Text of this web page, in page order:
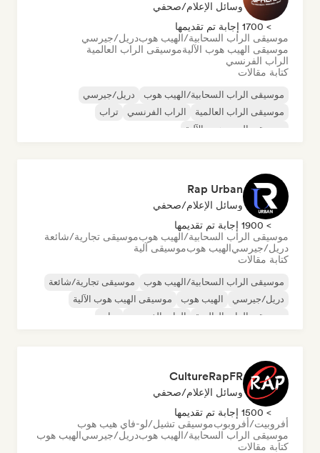
وسائل الإعلام/صحفي
> 1700 إجابة تم تقديمها
موسيقى الراب السحابية/الهيب هوبدريل/جيرسي
موسيقى الهيب هوب الآليةموسيقى الراب العالمية
الراب الفرنسي
كتابة مقالات
موسيقى الراب السحابية/الهيب هوب
دريل/جيرسي
موسيقى الراب العالمية
الراب الفرنسي
تراب
موسيقى الهيب هوب الآلية
Rap Urban
وسائل الإعلام/صحفي
> 1900 إجابة تم تقديمها
موسيقى الراب السحابية/الهيب هوبموسيقى تجارية/شائعة
دريل/جيرسيالهيب هوبموسيقى آلية
كتابة مقالات
موسيقى الراب السحابية/الهيب هوب
موسيقى تجارية/شائعة
دريل/جيرسي
الهيب هوب
موسيقى الهيب هوب الآلية
موسيقى الراب العالمية
الراب الفرنسي تراب
CultureRapFR
وسائل الإعلام/صحفي
> 1500 إجابة تم تقديمها
أفروبيت/أفروبوبموسيقى تشيل/لو-فاي هيب هوب
موسيقى الراب السحابية/الهيب هوبدريل/جيرسيالهيب هوب
كتابة مقالات